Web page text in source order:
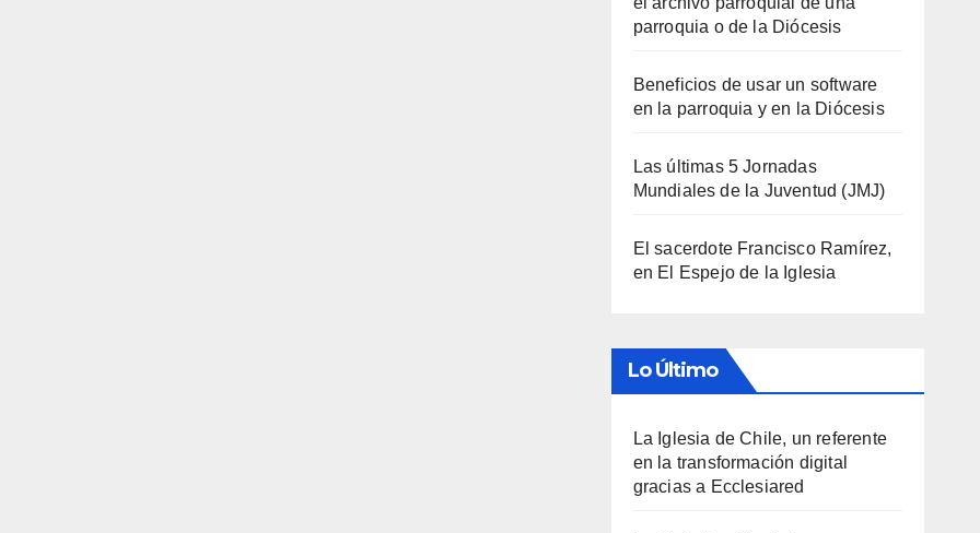
parroquia o de la Diócesis
Beneficios de usar un software
en la parroquia y en la Diócesis
Las últimas 5 Jornadas
Mundiales de la Juventud (JMJ)
El sacerdote Francisco Ramírez,
en El Espejo de la Iglesia
Lo Último
La Iglesia de Chile, un referente
en la transformación digital
gracias a Ecclesiared